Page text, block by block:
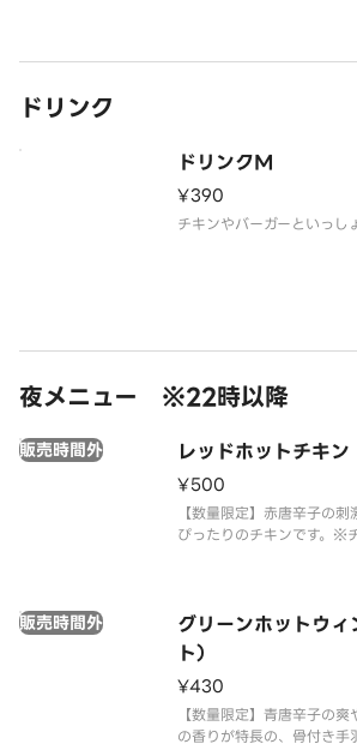
ドリンク
ドリンクM
¥390
チキンやバーガーといっし
夜メニュー ※22時以降
レッドホットチキン
販売時間外
¥500
【数量限定】赤唐辛子の
ぴったりのチキンです。※
す。※22時以降は深夜価格
グリーンホットウ
ト）
販売時間外
¥430
【数量限定】青唐辛子の
の香りが特長の、骨付き